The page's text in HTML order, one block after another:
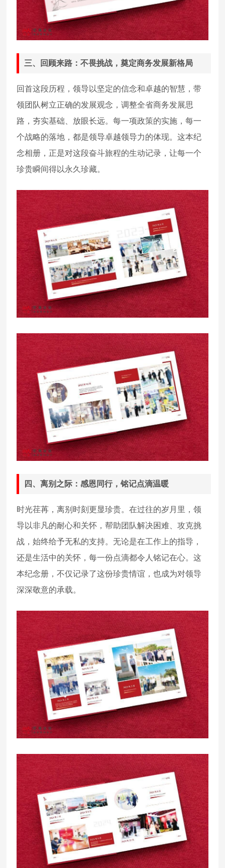
三、回顾来路：不畏挑战，奠定商务发展新格局
回首这段历程，领导以坚定的信念和卓越的智慧，带
领团队树立正确的发展观念，调整全省商务发展思
路，夯实基础、放眼长远。每一项政策的实施，每一
个战略的落地，都是领导卓越领导力的体现。这本纪
念相册，正是对这段奋斗旅程的生动记录，让每一个
珍贵瞬间得以永久珍藏。
四、离别之际：感恩同行，铭记点滴温暖
时光荏苒，离别时刻更显珍贵。在过往的岁月里，领
导以非凡的耐心和关怀，帮助团队解决困难、攻克挑
战，始终给予无私的支持。无论是在工作上的指导，
还是生活中的关怀，每一份点滴都令人铭记在心。这
本纪念册，不仅记录了这份珍贵情谊，也成为对领导
深深敬意的承载。